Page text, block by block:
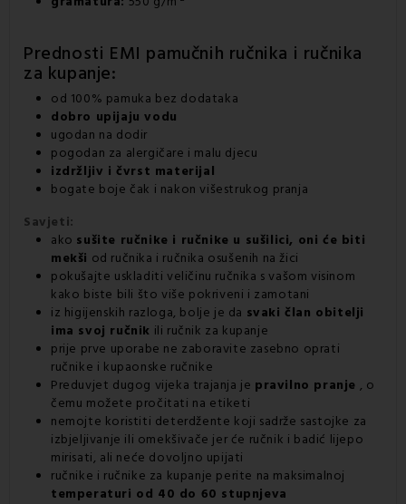
Prednosti EMI pamučnih ručnika i ručnika
za kupanje:
od 100% pamuka bez dodataka
dobro upijaju vodu
ugodan na dodir
pogodan za alergičare i malu djecu
izdržljiv i čvrst materijal
bogate boje čak i nakon višestrukog pranja
Savjeti:
ako sušite ručnike i ručnike u sušilici, oni će biti
mekši od ručnika i ručnika osušenih na žici
pokušajte uskladiti veličinu ručnika s vašom visinom
kako biste bili što više pokriveni i zamotani
iz higijenskih razloga, bolje je da svaki član obitelji
ima svoj ručnik ili ručnik za kupanje
prije prve uporabe ne zaboravite zasebno oprati
ručnike i kupaonske ručnike
Preduvjet dugog vijeka trajanja je pravilno pranje , o
čemu možete pročitati na etiketi
nemojte koristiti deterdžente koji sadrže sastojke za
izbjeljivanje ili omekšivače jer će ručnik i badić lijepo
mirisati, ali neće dovoljno upijati
ručnike i ručnike za kupanje perite na maksimalnoj
temperaturi od 40 do 60 stupnjeva